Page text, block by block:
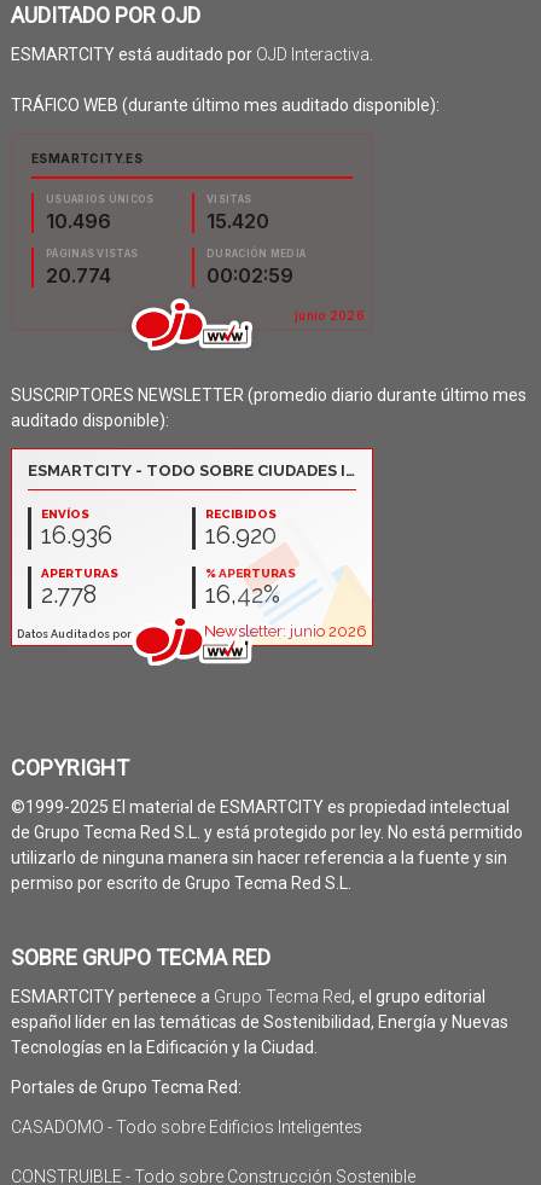
AUDITADO POR OJD
ESMARTCITY está auditado por OJD Interactiva
TRÁFICO WEB (durante último mes auditado disponible):
SUSCRIPTORES NEWSLETTER (promedio diario durante último mes
auditado disponible):
COPYRIGHT
©1999-2025 El material de ESMARTCITY es propiedad intelectual
de Grupo Tecma Red S.L. y está protegido por ley. No está permitido
utilizarlo de ninguna manera sin hacer referencia a la fuente y sin
permiso por escrito de Grupo Tecma Red S.L.
SOBRE GRUPO TECMA RED
ESMARTCITY pertenece a Grupo Tecma Red, el grupo editorial
español líder en las temáticas de Sostenibilidad, Energía y Nuevas
Tecnologías en la Edificación y la Ciudad.
Portales de Grupo Tecma Red:
CASADOMO - Todo sobre Edificios Inteligentes
CONSTRUIBLE - Todo sobre Construcción Sostenible